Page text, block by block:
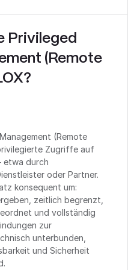
Privileged
(Remote
(Remote
Zugriffe auf
etwa durch
oder Partner.
konsequent um:
zeitlich begrenzt,
und vollständig
zur
unterbunden,
und Sicherheit